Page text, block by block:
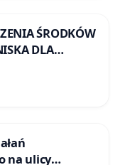
ŚRODKÓW
DLA
na ulicy